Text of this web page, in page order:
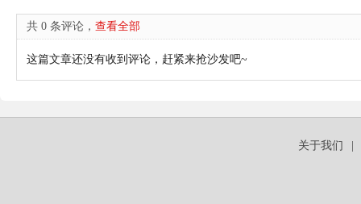
共 0 条评论， 查看全部
这篇文章还没有收到评论，赶紧来抢沙发吧~
关于我们